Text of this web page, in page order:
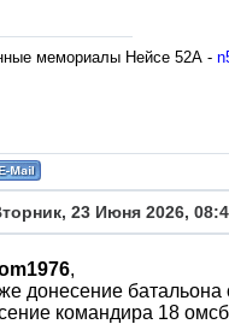
мемориалы Нейсе 52А -
23 Июня 2026,
,
донесение
командира 18